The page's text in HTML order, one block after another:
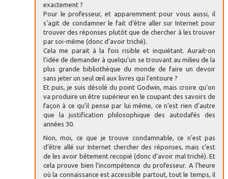
exactement ?
Pour le professeur, et apparemment pour vous aussi, il
s’agit de condamner le fait d’être aller sur Internet pour
trouver des réponses plutôt que de chercher à les trouver
par soi-même (donc d’avoir triché).
Cela me parait à la fois risible et inquiétant. Aurait-on
l’idée de demander à quelqu’un se trouvant au milieu de la
plus grande bibliothèque du monde de faire un devoir
sans jeter un seul œil aux livres qui l’entoure ?
Et puis, je suis désolé du point Godwin, mais croire qu’on
va produire un être supérieur en le coupant des savoirs de
façon à ce qu’il pense par lui même, ce n’est rien d’autre
que la justification philosophique des autodafés des
années 30.
Non, moi, ce que je trouve condamnable, ce n’est pas
d’être allé sur Internet chercher des réponses, mais c’est
de les avoir bêtement recopié (donc d’avoir mal triché). Et
cela prouve bien l’incompétence du professeur. A l’heure
où la connaissance est accessible partout, tout le temps, il